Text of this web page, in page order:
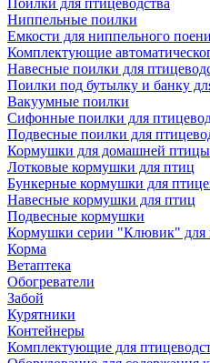
Поилки для птицеводства
Ниппельные поилки
Емкости для ниппельного
Комплектующие
Навесные поилки для
Поилки под бутылку и банку
Вакуумные поилки
Сифонные поилки для
Подвесные поилки для
Кормушки для домашней птицы
Лотковые кормушки для птиц
Бункерные кормушки для
Навесные кормушки для птиц
Подвесные кормушки
Кормушки серии "Клювик" для
Корма
Ветаптека
Обогреватели
Забой
Курятники
Контейнеры
Комплектующие для